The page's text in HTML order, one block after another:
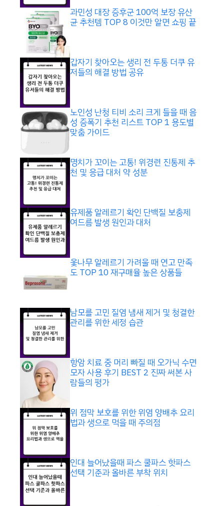
과민성 대장 증후군 100억 보장 유산
균 추천템 TOP 8 이것만 알면 쇼핑 끝
갑자기 찾아오는 생리 전 두통 더쿠 유
저들의 해결 방법 공유
노인성 난청 티비 소리 크게 들을 때 음
성 증폭기 추천 리스트 TOP 1 용도별
맞춤 가이드
명치가 꼬이는 고통! 위경련 진통제 추
천 및 응급 대처 약 성분
유제품 알레르기 확인 단백질 보충제
여드름 발생 원인과 대처
옻나무 알레르기 가려울 때 연고 만족
도 TOP 10 재구매율 높은 상품들
남모를 고민 질염 냄새 제거 및 청결한
관리를 위한 세정 습관
항암 치료 중 머리 빠질 때 오가닉 수면
모자 사용 후기 BEST 2 진짜 써본 사
람들의 평가
위 점막 보호를 위한 위염 양배추 요리
법과 생으로 먹을 때 주의점
인대 늘어났을때 파스 쿨파스 핫파스
선택 기준과 올바른 부착 위치